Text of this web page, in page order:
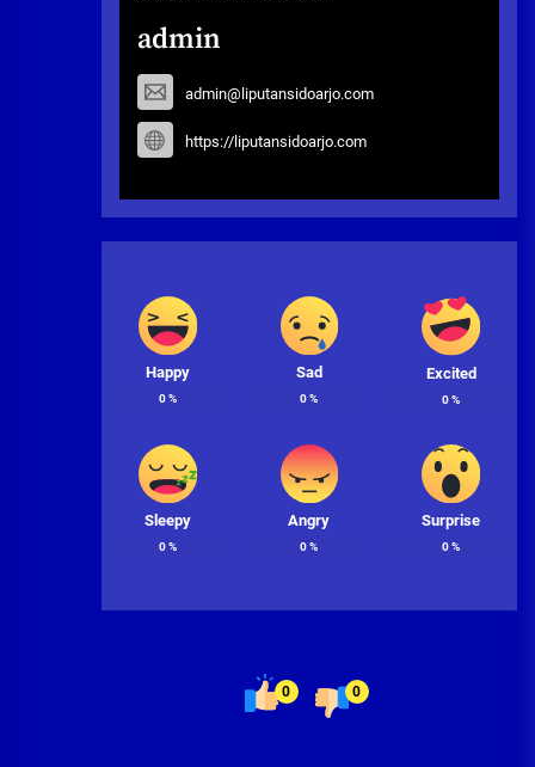
admin
admin@liputansidoarjo.com
https://liputansidoarjo.com
Happy
0%
Sad
0%
Excited
0%
Sleepy
0%
Angry
0%
Surprise
0%
0 0